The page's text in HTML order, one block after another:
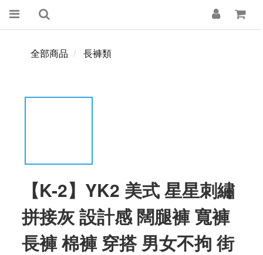
全部商品 長褲類
【K-2】YK2 美式 星星刺繡
拼接灰 設計感 闊腿褲 寬褲
長褲 棉褲 穿搭 男女不拘 街